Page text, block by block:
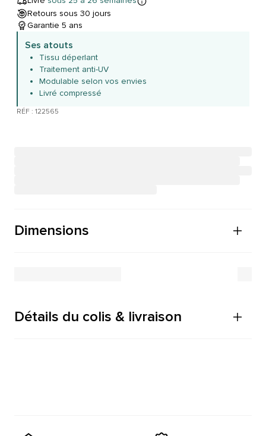
Retours sous 30 jours
Garantie 5 ans
Ses atouts
Tissu déperlant
Traitement anti-UV
Modulable selon vos envies
Livré compressé
RÉF : 122565
Dimensions
Détails du colis & livraison